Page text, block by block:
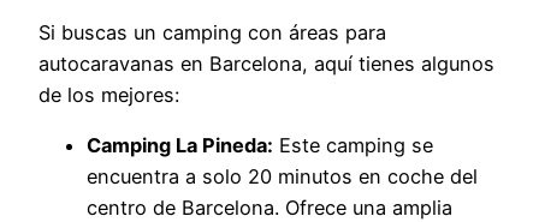
Si buscas un camping con áreas para
autocaravanas en Barcelona, aquí tienes algunos
de los mejores:
Camping La Pineda: Este camping se
encuentra a solo 20 minutos en coche del
centro de Barcelona. Ofrece una amplia